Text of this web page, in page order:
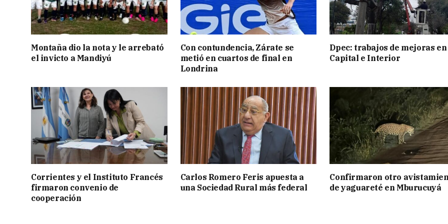
Montaña dio la nota y le arrebató
el invicto a Mandiyú
Con contundencia, Zárate se
metió en cuartos de final en
Londrina
Dpec: trabajos de mejoras en
Capital e Interior
Corrientes y el Instituto Francés
firmaron convenio de
cooperación
Carlos Romero Feris apuesta a
una Sociedad Rural más federal
Confirmaron otro
de yaguareté en Mburucuyá